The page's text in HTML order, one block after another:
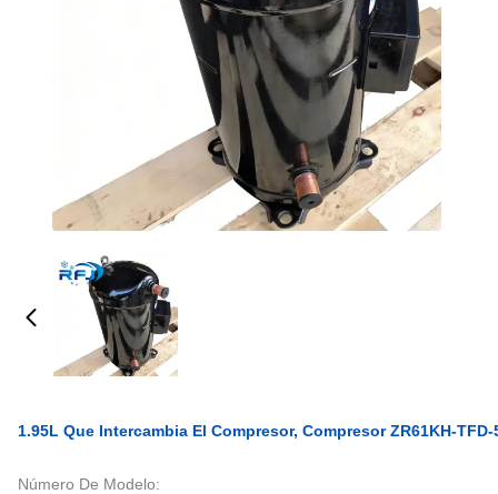
1.95L Que Intercambia El Compresor, Compresor ZR61KH-
Número De Modelo: